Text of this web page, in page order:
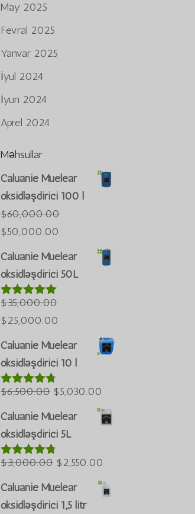
May 2025
Fevral 2025
Yanvar 2025
İyul 2024
İyun 2024
Aprel 2024
Məhsullar
Caluanie Muelear
oksidləşdirici 100 l
$60,000.00
İlkin
qiymət:
$60,000.00
idi.
$50,000.00
qiymət:
$50,000.00.
Caluanie Muelear
oksidləşdirici 50L
5 baldan
5.00
qiymətləndiri
$35,000.00
İlkin
qiymət:
$35,000.00
idi.
$25,000.00
qiymət:
$25,000.00.
Caluanie Muelear
oksidləşdirici 10 l
5 baldan
qiymətləndi
$6,500.00 İlkin
qiymət:
$6,500.00
idi.
$5,030.00
qiymət:
$5,030.00.
Caluanie Muelear
oksidləşdirici 5L
5 baldan
qiymətləndi
$3,000.00 İlkin
qiymət:
$3,000.00
$2,550.00
qiymət:
$2,550.00.
Caluanie Muelear
oksidləşdirici 1,5 litr
O‘zbekcha
Deutsch (Sie)
ქართული
Қазақ тілі
한국어
Русский
ភាសាខ្មែរ
العربية
Türkçe
Português do Brasil